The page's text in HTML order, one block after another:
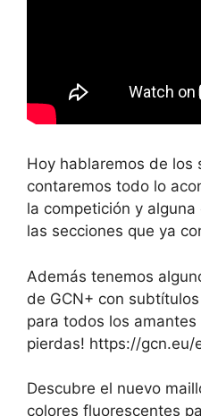
Hoy hablaremos de los
contaremos todo lo
la competición y
las secciones que ya
Además tenemos
de GCN+ con
para todos los amantes
pierdas! https://gcn.eu/
Descubre el nuevo
colores fluorescentes